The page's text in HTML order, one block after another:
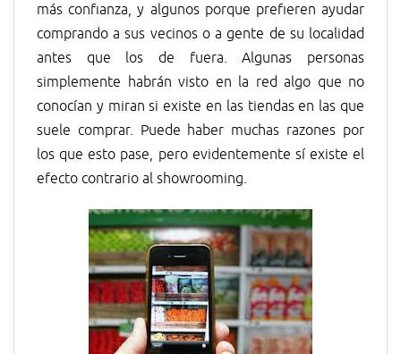
más confianza, y algunos porque prefieren ayudar
comprando a sus vecinos o a gente de su localidad
antes que los de fuera. Algunas personas
simplemente habrán visto en la red algo que no
conocían y miran si existe en las tiendas en las que
suele comprar. Puede haber muchas razones por
los que esto pase, pero evidentemente sí existe el
efecto contrario al showrooming.